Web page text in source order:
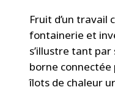
Fruit d’un
fontainerie et
s’illustre tant
borne connectée
îlots de chaleur